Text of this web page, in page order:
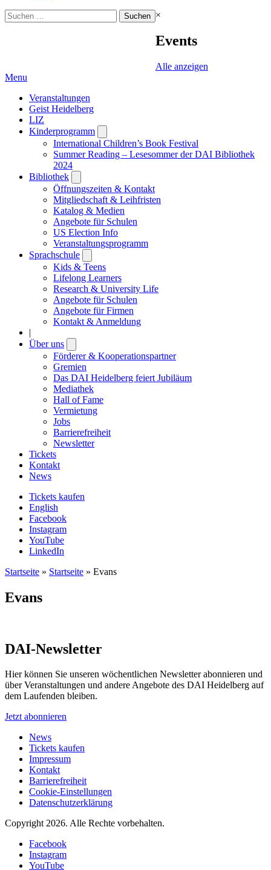
Suchen
nach:
×
Events
Alle anzeigen
Menu
Veranstaltungen
Geist Heidelberg
LIZ
Kinderprogramm
submenu
International Children’s Book Festival
Summer Reading – Lesesommer der DAI Bibliothek
2024
Bibliothek
submenu
Öffnungszeiten & Kontakt
Mitgliedschaft & Leihfristen
Katalog & Medien
Angebote für Schulen
US Election Info
Veranstaltungsprogramm
Sprachschule
submenu
Kids & Teens
Lifelong Learners
Research & University Life
Angebote für Schulen
Angebote für Firmen
Kontakt & Anmeldung
|
Über uns
submenu
Förderer & Kooperationspartner
Gremien
Das DAI Heidelberg feiert Jubiläum
Mediathek
Hall of Fame
Vermietung
Jobs
Barrierefreiheit
Newsletter
Tickets
Kontakt
News
Tickets kaufen
English
Facebook
Instagram
YouTube
LinkedIn
Startseite » Startseite » Evans
Evans
DAI-Newsletter
Hier können Sie unseren wöchentlichen Newsletter abonnieren und
über Veranstaltungen und andere Angebote des DAI Heidelberg auf
dem Laufenden bleiben.
Jetzt abonnieren
News
Tickets kaufen
Impressum
Kontakt
Barrierefreiheit
Cookie-Einstellungen
Datenschutzerklärung
Copyright 2026. Alle Rechte vorbehalten.
Facebook
Instagram
YouTube